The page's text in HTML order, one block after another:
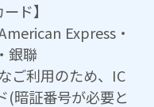
ド】
Express・
銀聯
ご利用のため、IC
(暗証番号が必要と